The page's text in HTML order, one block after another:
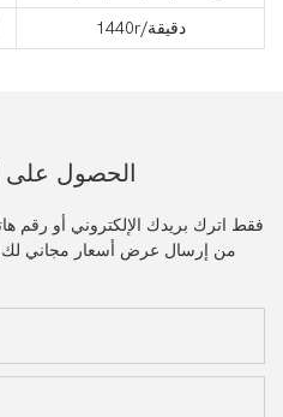
1440r/دقيقة
الحصول على
فقط اترك بريدك الإلكتروني أو رقم
من إرسال عرض أسعار مجاني لك